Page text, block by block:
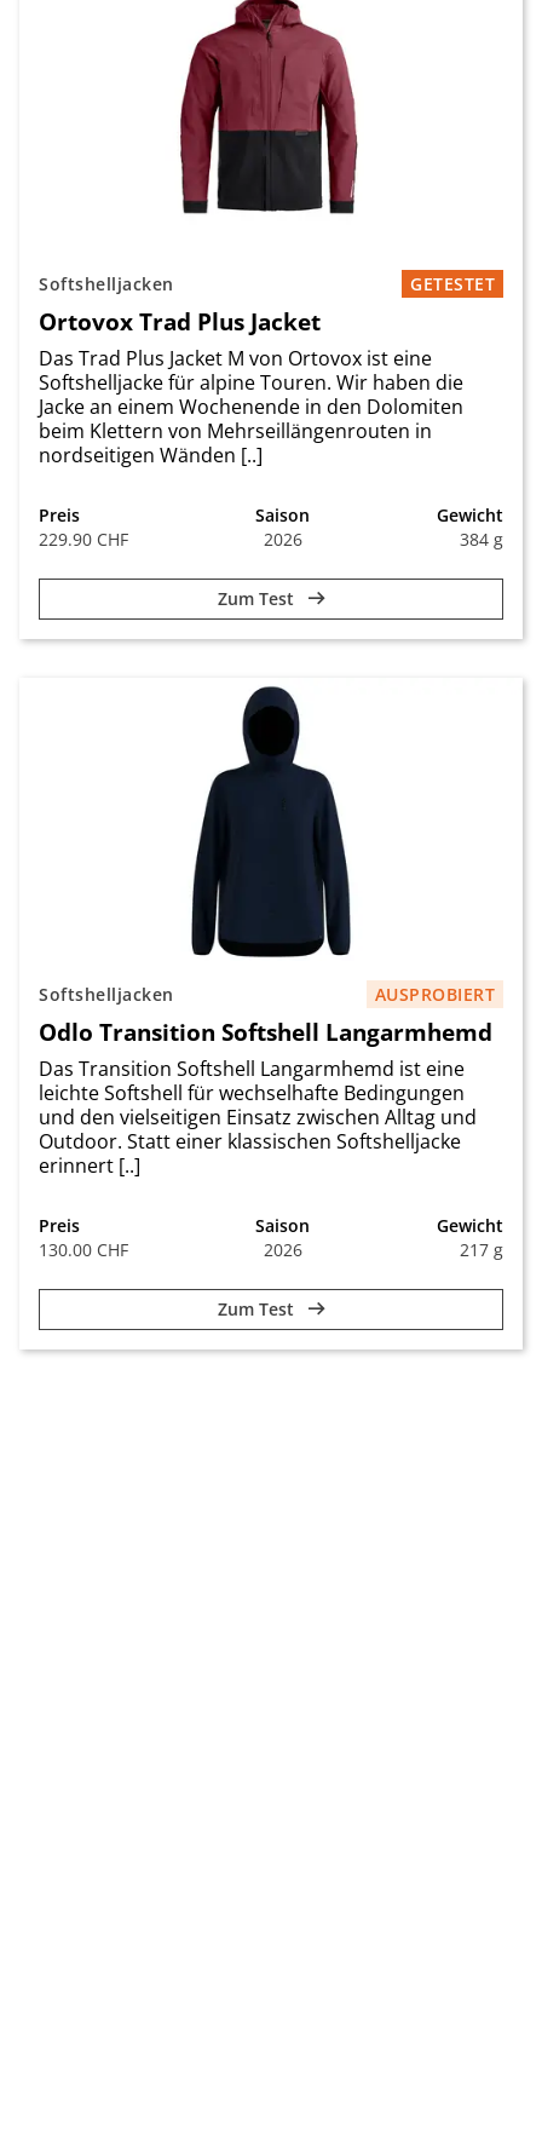
Softshelljacken GETESTET
Ortovox Trad Plus Jacket
Das Trad Plus Jacket M von Ortovox ist eine
Softshelljacke für alpine Touren. Wir haben die
Jacke an einem Wochenende in den Dolomiten
beim Klettern von Mehrseillängenrouten in
nordseitigen Wänden [..]
Preis
229.90 CHF
Saison
2026
Gewicht
384 g
Zum Test
Softshelljacken AUSPROBIERT
Odlo Transition Softshell Langarmhemd
Das Transition Softshell Langarmhemd ist eine
leichte Softshell für wechselhafte Bedingungen
und den vielseitigen Einsatz zwischen Alltag und
Outdoor. Statt einer klassischen Softshelljacke
erinnert [..]
Preis
130.00 CHF
Saison
2026
Gewicht
217 g
Zum Test